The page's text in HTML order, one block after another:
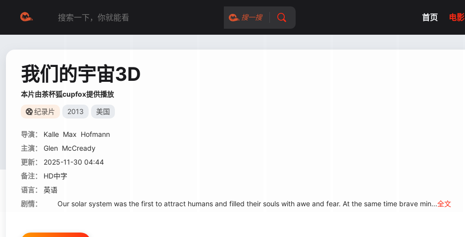
搜一搜 首页 电影
我们的宇宙3D
本片由茶杯狐cupfox提供播放
纪录片 2013 美国
导演： Kalle Max Hofmann
主演：
Glen McCready
更新：
2025-11-30 04:44
备注：
HD中字
语言：
英语
剧情：
Our solar system was the first to attract humans and filled their souls with awe and fear. At the same time brave min...全文